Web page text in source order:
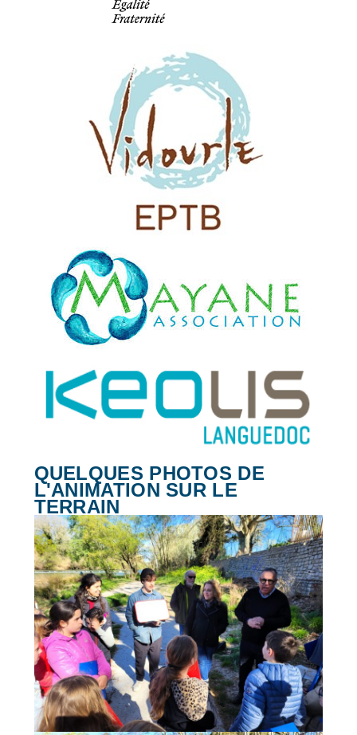
QUELQUES PHOTOS DE
L'ANIMATION SUR LE
TERRAIN